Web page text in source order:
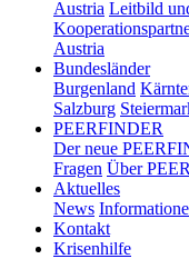
Austria Leitbild
Austria
Bundesländer
Burgenland
Salzburg
PEERFINDER
Der neue
Fragen Über
Aktuelles
News
Kontakt
Krisenhilfe